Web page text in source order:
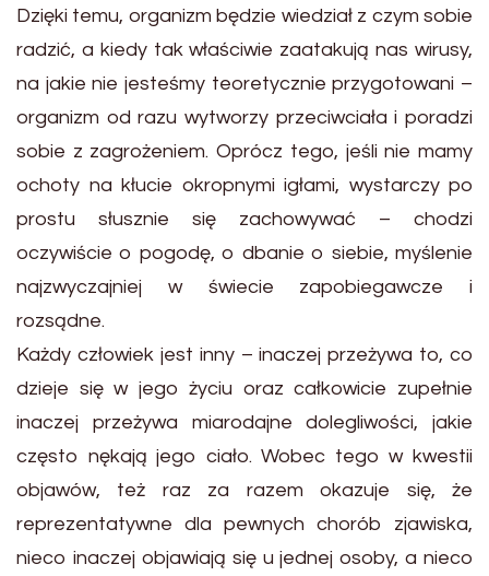
Dzięki temu, organizm będzie wiedział z czym sobie
radzić, a kiedy tak właściwie zaatakują nas wirusy,
na jakie nie jesteśmy teoretycznie przygotowani –
organizm od razu wytworzy przeciwciała i poradzi
sobie z zagrożeniem. Oprócz tego, jeśli nie mamy
ochoty na kłucie okropnymi igłami, wystarczy po
prostu słusznie się zachowywać – chodzi
oczywiście o pogodę, o dbanie o siebie, myślenie
najzwyczajniej w świecie zapobiegawcze i
rozsądne.
Każdy człowiek jest inny – inaczej przeżywa to, co
dzieje się w jego życiu oraz całkowicie zupełnie
inaczej przeżywa miarodajne dolegliwości, jakie
często nękają jego ciało. Wobec tego w kwestii
objawów, też raz za razem okazuje się, że
reprezentatywne dla pewnych chorób zjawiska,
nieco inaczej objawiają się u jednej osoby, a nieco